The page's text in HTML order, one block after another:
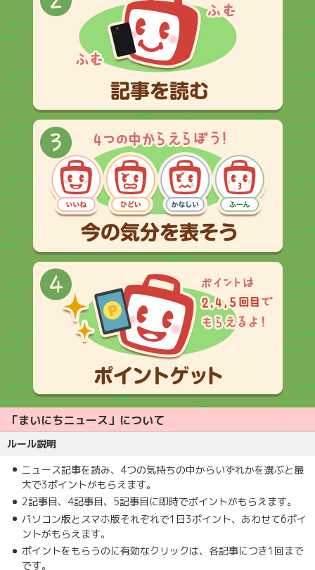
「まいにちニュース」について
ルール説明
ニュース記事を読み、4つの気持ちの中からいずれかを選ぶと最
大で3ポイントがもらえます。
2記事目、4記事目、5記事目に即時でポイントがもらえます。
パソコン版とスマホ版それぞれで1日3ポイント、あわせて6ポイ
ントがもらえます。
ポイントをもらうのに有効なクリックは、各記事につき1回まで
です。